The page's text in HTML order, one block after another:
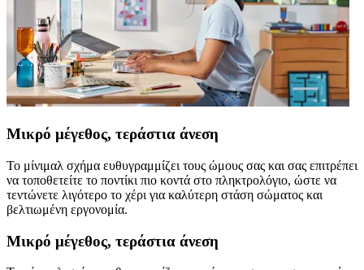
Μικρό μέγεθος, τεράστια άνεση
Το μίνιμαλ σχήμα ευθυγραμμίζει τους ώμους σας και σας επιτρέπει
να τοποθετείτε το ποντίκι πιο κοντά στο πληκτρολόγιο, ώστε να
τεντώνετε λιγότερο το χέρι για καλύτερη στάση σώματος και
βελτιωμένη εργονομία.
Μικρό μέγεθος, τεράστια άνεση